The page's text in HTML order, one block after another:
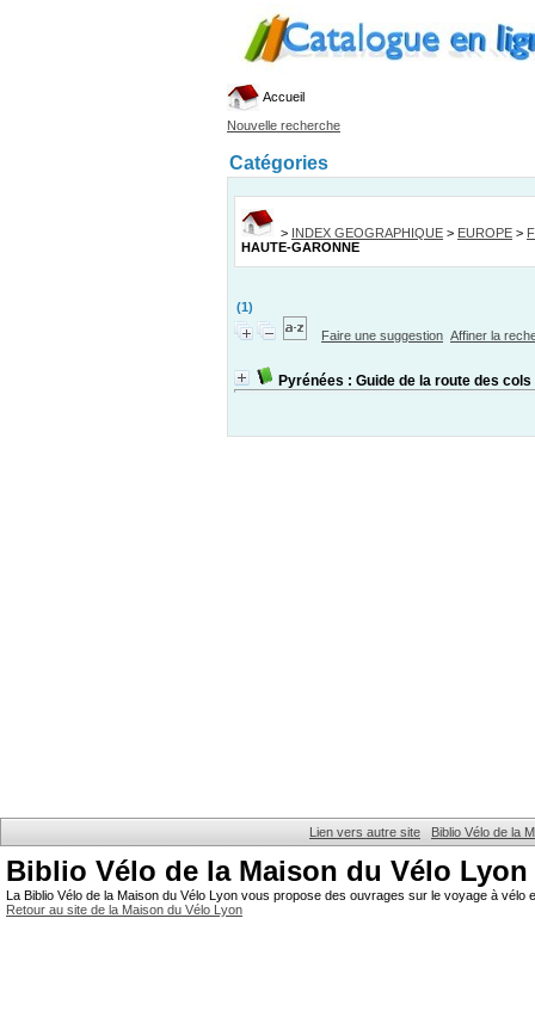
Accueil
Nouvelle recherche
Catégories
> INDEX GEOGRAPHIQUE > EUROPE >
HAUTE-GARONNE
(1)
Faire une suggestion Affiner la
Pyrénées : Guide de la route des cols
Lien vers autre site Biblio Vélo de la
Biblio Vélo de la Maison du Vélo Lyon
La Biblio Vélo de la Maison du Vélo Lyon vous propose des ouvrages sur le voyage à
Retour au site de la Maison du Vélo Lyon